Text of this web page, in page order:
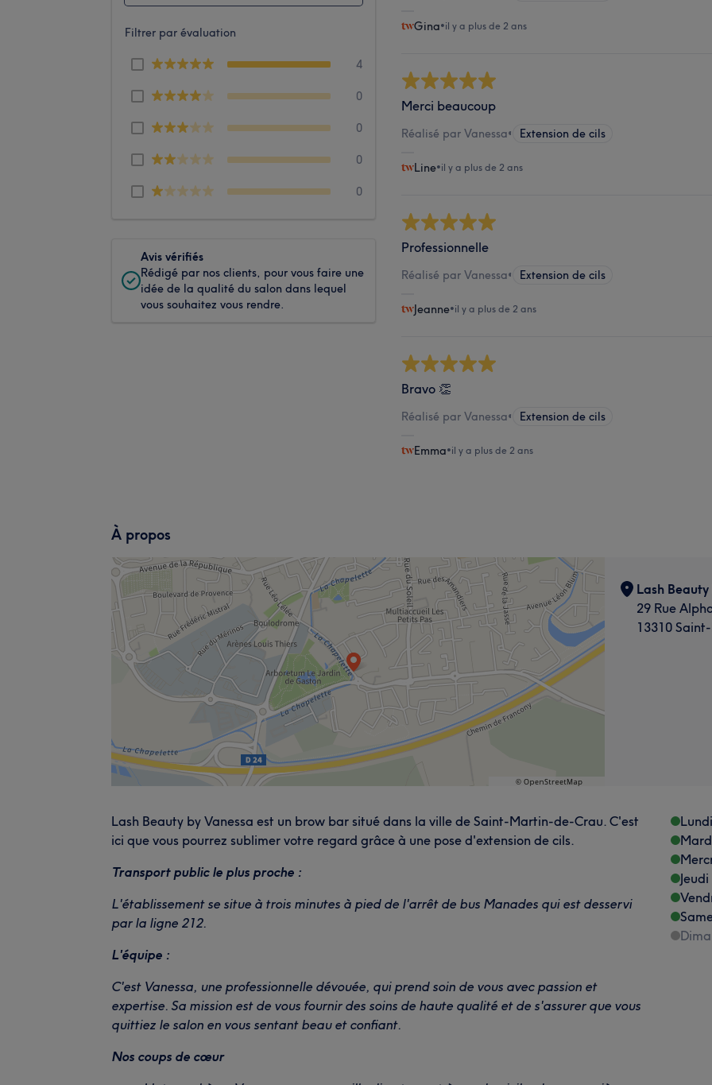
Filtrer par évaluation
4
0
0
0
0
Avis vérifiés
Rédigé par nos clients, pour vous faire une
idée de la qualité du salon dans lequel
vous souhaitez vous rendre.
Gina•il y a plus de 2 ans
Merci beaucoup
Réalisé par Vanessa• Extension de cils
Line•il y a plus de 2 ans
Professionnelle
Réalisé par Vanessa• Extension de cils
Jeanne•il y a plus de 2 ans
Bravo 👏
Réalisé par Vanessa• Extension de cils
Emma•il y a plus de 2 ans
À propos
Lash
29 Rue
13310
Lash Beauty by Vanessa est un brow bar situé dans la ville de Saint-Martin-de-Crau. C'est
ici que vous pourrez sublimer votre regard grâce à une pose d'extension de cils.
Transport public le plus proche :
L'établissement se situe à trois minutes à pied de l'arrêt de bus Manades qui est desservi
par la ligne 212.
L'équipe :
C'est Vanessa, une professionnelle dévouée, qui prend soin de vous avec passion et
expertise. Sa mission est de vous fournir des soins de haute qualité et de s'assurer que vous
quittiez le salon en vous sentant beau et confiant.
Nos coups de cœur
Lundi
Jeudi